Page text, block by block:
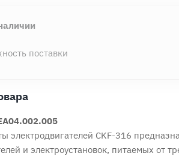
поставки
электродвигателей CKF-316
и электроустановок, питаемых от